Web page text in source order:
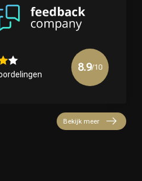
8.9/10
Bekijk meer